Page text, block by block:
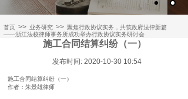
首页 >> 业务研究 >> 聚焦行政协议实务，共筑政府法律新篇
——浙江法校律师事务所成功举办行政协议实务研讨会
施工合同结算纠纷（一）
发布时间: 2020-10-30 10:54
施工合同结算纠纷（一）
作者：朱景雄律师